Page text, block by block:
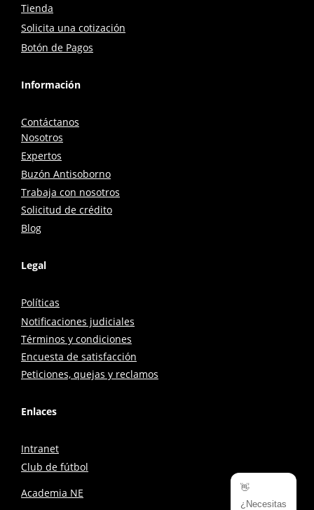
Tienda
Solicita una cotización
Botón de Pagos
Información
Contáctanos
Nosotros
Expertos
Buzón Antisoborno
Trabaja con nosotros
Solicitud de crédito
Blog
Legal
Políticas
Notificaciones judiciales
Términos y condiciones
Encuesta de satisfacción
Peticiones, quejas y reclamos
Enlaces
Intranet
Club de fútbol
Academia NE
👋
¿Necesitas